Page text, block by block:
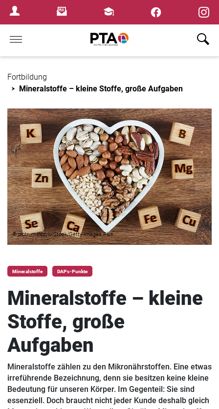
Login MenuNewsletterFortbildungen
Home
Fortbildung
Mineralstoffe – kleine Stoffe, große Aufgaben
© piotr_malczyk/iStock/Getty Images Plus
Mineralstoffe DAPs-Punkte
Mineralstoffe – kleine
Stoffe, große
Aufgaben
Mineralstoffe zählen zu den Mikronährstoffen. Eine etwas
irreführende Bezeichnung, denn sie besitzen keine kleine
Bedeutung für unseren Körper. Im Gegenteil: Sie sind
essenziell. Doch braucht nicht jeder Kunde deshalb gleich
×